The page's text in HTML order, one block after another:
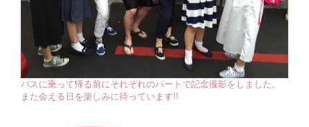
バスに乗って帰る前にそれぞれのパートで記念撮影をしました。
また会える日を楽しみに待っています!!